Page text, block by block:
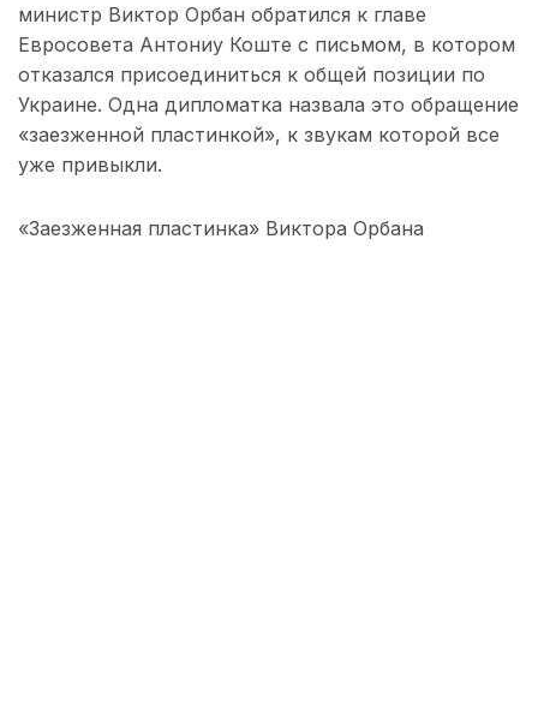
министр Виктор Орбан обратился к главе
Евросовета Антониу Коште с письмом, в котором
отказался присоединиться к общей позиции по
Украине. Одна дипломатка назвала это обращение
«заезженной пластинкой», к звукам которой все
уже привыкли.
«Заезженная пластинка» Виктора Орбана